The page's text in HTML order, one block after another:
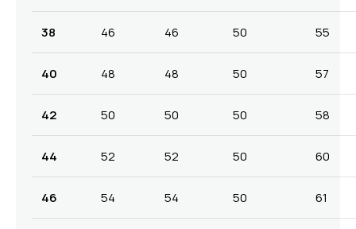
38 46 46 50 55
40 48 48 50 57
42 50 50 50 58
44 52 52 50 60
46 54 54 50 61